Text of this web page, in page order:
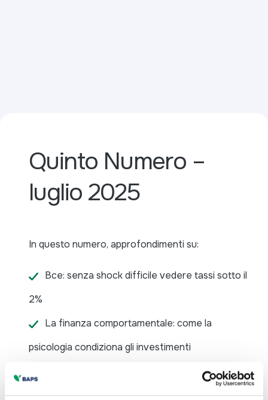
Quinto Numero –
luglio 2025
In questo numero, approfondimenti su:
Bce: senza shock difficile vedere tassi sotto il
2%
La finanza comportamentale: come la
psicologia condiziona gli investimenti
Dalla finanza alternativa risorse più flessibili e
personalizzate per lo sviluppo delle PMI